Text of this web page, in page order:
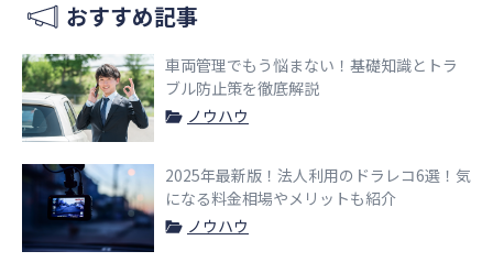
おすすめ記事
車両管理でもう悩まない！基礎知識とトラ
ブル防止策を徹底解説
ノウハウ
2025年最新版！法人利用のドラレコ6選！気
になる料金相場やメリットも紹介
ノウハウ